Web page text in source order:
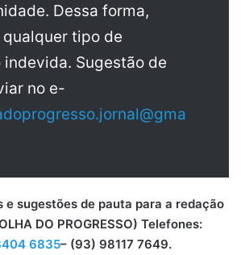
Dessa forma,
tipo de
indevida. Sugestão de
no e-
e sugestões de pauta para a redação
DO PROGRESSO) Telefones:
6835– (93) 98117 7649.